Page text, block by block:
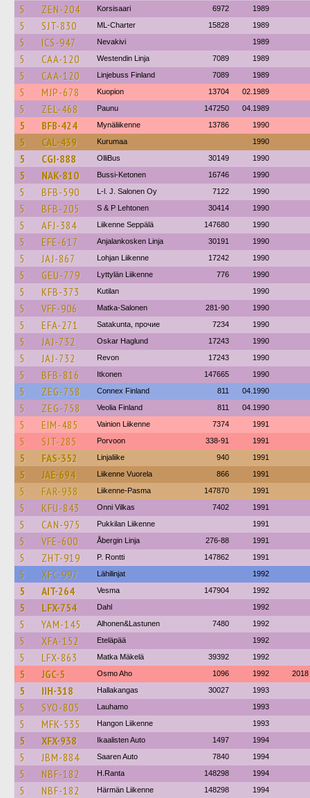
5 ZEN-204 Korsisaari 6972 1989
5 SJT-830 ML-Charter 15828 1989
5 ICS-947 Nevakivi 1989
5 CAA-120 Westendin Linja 7089 1989
5 CAA-120 Linjebuss Finland 7089 1989
5 MJP-678 Kuopion 13704 02.1989
5 ZEL-468 Paunu 147250 04.1989
5 BFB-424 Mynäliikenne 13786 1990
5 CAL-439 Kurumaa 1990
5 CGI-888 OlliBus 30149 1990
5 NAK-810 Bussi-Ketonen 16746 1990
5 BFB-590 L-l. J. Salonen Oy 7122 1990
5 BFB-205 S & P Lehtonen 30414 1990
5 AFJ-384 Liikenne Seppälä 147680 1990
5 EFE-617 Anjalankosken Linja 30191 1990
5 JAJ-867 Lohjan Liikenne 17242 1990
5 GEU-779 Lyttylän Liikenne 776 1990
5 KFB-373 Kutilan 1990
5 VFF-906 Matka-Salonen 281-90 1990
5 EFA-271 Satakunta, прочие 7234 1990
5 JAJ-732 Oskar Haglund 17243 1990
5 JAJ-732 Revon 17243 1990
5 BFB-816 Itkonen 147665 1990
5 ZEG-758 Connex Finland 811 04.1990
5 ZEG-758 Veolia Finland 811 04.1990
5 EIM-485 Vainion Liikenne 7374 1991
5 SJT-285 Porvoon 338-91 1991
5 FAS-352 Linjaliike 940 1991
5 JAE-694 Liikenne Vuorela 866 1991
5 FAR-938 Liikenne-Pasma 147870 1991
5 KFU-843 Onni Vilkas 7402 1991
5 CAN-975 Pukkilan Liikenne 1991
5 VFE-600 Åbergin Linja 276-88 1991
5 ZHT-919 P. Rontti 147862 1991
5 XFC-997 Lähilinjat 1992
5 AIT-264 Vesma 147904 1992
5 LFX-754 Dahl 1992
5 YAM-145 Alhonen&Lastunen 7480 1992
5 XFA-152 Eteläpää 1992
5 LFX-863 Matka Mäkelä 39392 1992
5 JGC-5 Osmo Aho 1096 1992 2018
5 IIH-318 Hallakangas 30027 1993
5 SYO-805 Lauhamo 1993
5 MFK-535 Hangon Liikenne 1993
5 XFX-938 Ikaalisten Auto 1497 1994
5 JBM-884 Saaren Auto 7840 1994
5 NBF-182 H.Ranta 148298 1994
5 NBF-182 Härmän Liikenne 148298 1994